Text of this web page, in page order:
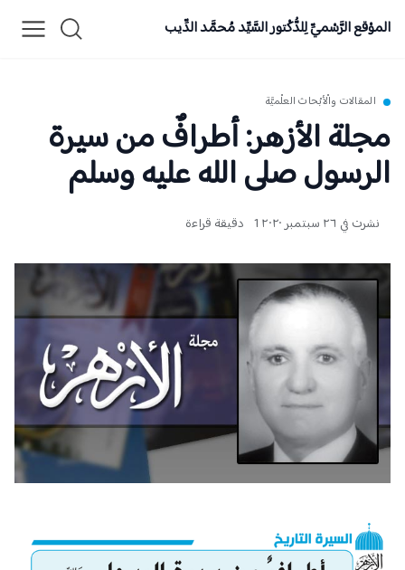
الموْقع الرَّسْميِّ لِلدُّكْتور السَّيِّد مُحمَّد الدِّيب
المقالات والْأبْحاث العلْميَّة
مجلة الأزهر: أطرافٌ من سيرة
الرسول صلى الله عليه وسلم
نشرت في ٢٦ سبتمبر ٢٠٢٠ 1 دقيقة قراءة